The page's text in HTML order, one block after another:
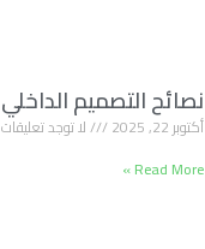
نصائح التصميم الداخلي
أكتوبر 22, 2025
لا توجد تعليقات
Read More »